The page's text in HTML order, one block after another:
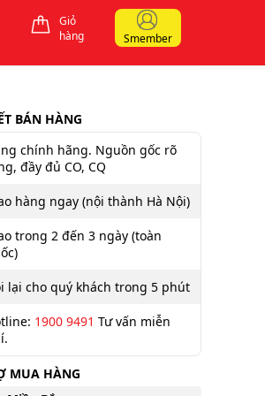
Giỏ
hàng
Smember
BÁN HÀNG
chính hãng. Nguồn gốc rõ
đầy đủ CO, CQ
hàng ngay (nội thành Hà Nội)
trong 2 đến 3 ngày (toàn
lại cho quý khách trong 5 phút
1900 9491 Tư vấn miễn
MUA HÀNG